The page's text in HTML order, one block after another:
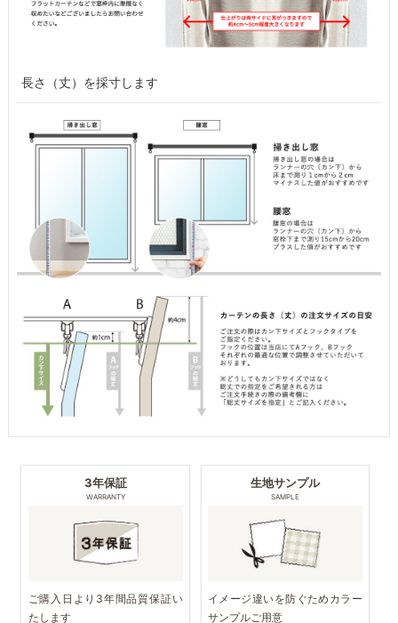
長さ（丈）を採寸します
3年保証
WARRANTY
ご購入日より3年間品質保証い
たします
生地サンプル
SAMPLE
イメージ違いを防ぐためカラー
サンプルご用意